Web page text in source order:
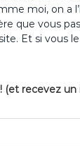
moi, on a
que vous
Et si vous
(et recevez un